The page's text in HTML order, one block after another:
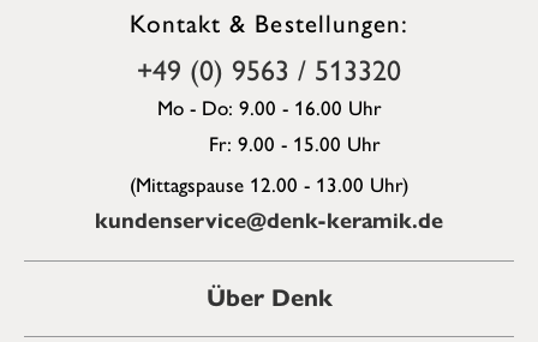
Kontakt & Bestellungen:
+49 (0) 9563 / 513320
Mo - Do: 9.00 - 16.00 Uhr
Fr: 9.00 - 15.00 Uhr
(Mittagspause 12.00 - 13.00 Uhr)
kundenservice@denk-keramik.de
Über Denk